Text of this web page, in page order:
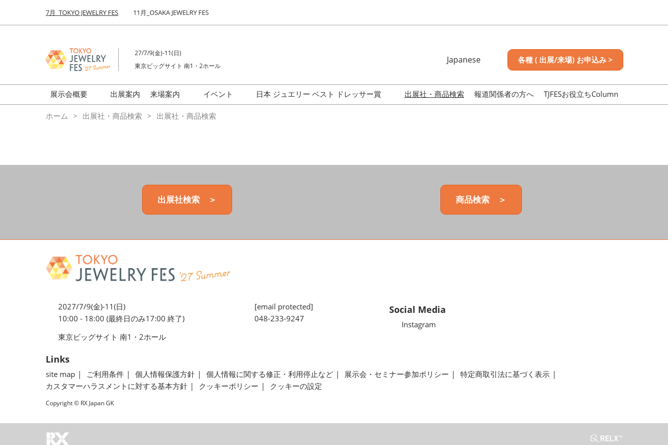
キ
し
て
む
to
7月_TOKYO JEWELRY FES 11月_OSAKA JEWELRY FES
27/7/9(金)-11(日)
東京ビッグサイト 南1・2ホール
Japanese
English
各種 ( 出展/来場) お申込み >
展示会概要
前回来場者数
ミネラル&ストーンFES
出展案内
来場案内
会場の様子
イベント
日本 ジュエリー ベスト ドレッサー賞
出展社・商品検索 報道関係者の方へ TJFESお役立ちColumn
ホーム 出展社・商品検索 出展社・商品検索
出展社検索 ＞ 商品検索 ＞
2027/7/9(金)-11(日)
10:00 - 18:00 (最終日のみ17:00 終了)
東京ビッグサイト 南1・2ホール
[email protected]
048-233-9247
Social Media
Instagram
Links
site map ご利用条件 個人情報保護方針 個人情報に関する修正・利用停止など 展示会・セミナー参加ポリシー
特定商取引法に基づく表示
カスタマーハラスメントに対する基本方針
クッキーポリシー クッキーの設定
Copyright © RX Japan GK